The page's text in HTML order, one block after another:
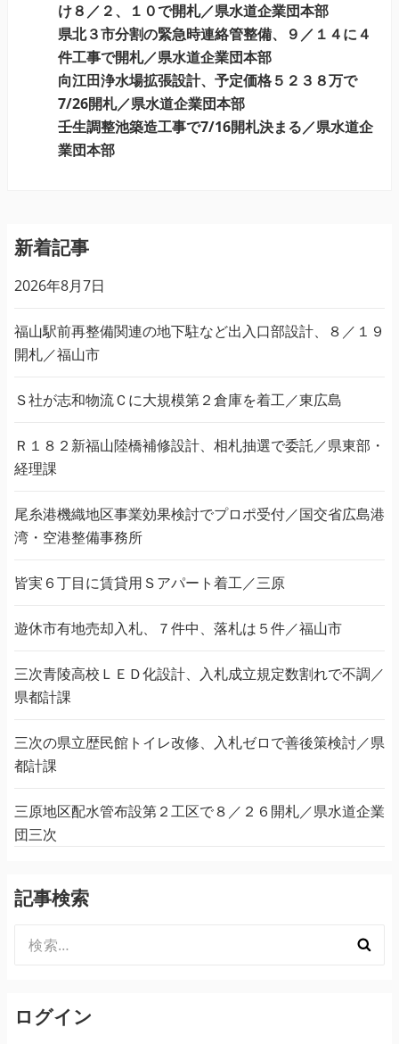
け８／２、１０で開札／県水道企業団本部
県北３市分割の緊急時連絡管整備、９／１４に４
件工事で開札／県水道企業団本部
向江田浄水場拡張設計、予定価格５２３８万で
7/26開札／県水道企業団本部
壬生調整池築造工事で7/16開札決まる／県水道企
業団本部
新着記事
2026年8月7日
福山駅前再整備関連の地下駐など出入口部設計、８／１９
開札／福山市
Ｓ社が志和物流Ｃに大規模第２倉庫を着工／東広島
Ｒ１８２新福山陸橋補修設計、相札抽選で委託／県東部・
経理課
尾糸港機織地区事業効果検討でプロポ受付／国交省広島港
湾・空港整備事務所
皆実６丁目に賃貸用Ｓアパート着工／三原
遊休市有地売却入札、７件中、落札は５件／福山市
三次青陵高校ＬＥＤ化設計、入札成立規定数割れで不調／
県都計課
三次の県立歴民館トイレ改修、入札ゼロで善後策検討／県
都計課
三原地区配水管布設第２工区で８／２６開札／県水道企業
団三次
記事検索
索:
ログイン